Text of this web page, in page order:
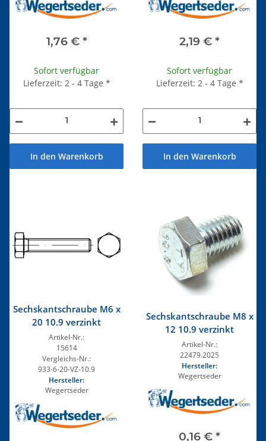
1,76 € *
Sofort verfügbar
Lieferzeit: 2 - 4 Tage *
In den Warenkorb
2,19 € *
Sofort verfügbar
Lieferzeit: 2 - 4 Tage *
In den Warenkorb
Sechskantschraube M6 x
20 10.9 verzinkt
Artikel-Nr.:
15614
Vergleichs-Nr.:
933-6-20-VZ-10.9
Hersteller:
Wegertseder
Sechskantschraube M8 x
12 10.9 verzinkt
Artikel-Nr.:
22479.2025
Hersteller:
Wegertseder
0,16 € *